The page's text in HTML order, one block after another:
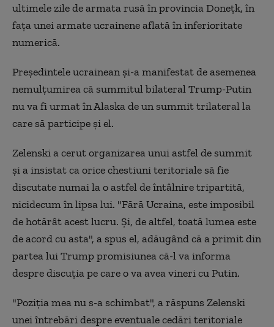
ultimele zile de armata rusă în provincia Doneţk, în
faţa unei armate ucrainene aflată în inferioritate
numerică.
Preşedintele ucrainean şi-a manifestat de asemenea
nemulţumirea că summitul bilateral Trump-Putin
nu va fi urmat în Alaska de un summit trilateral la
care să participe şi el.
Zelenski a cerut organizarea unui astfel de summit
şi a insistat ca orice chestiuni teritoriale să fie
discutate numai la o astfel de întâlnire tripartită,
nicidecum în lipsa lui. "Fără Ucraina, este imposibil
de hotărât acest lucru. Şi, de altfel, toată lumea este
de acord cu asta", a spus el, adăugând că a primit din
partea lui Trump promisiunea că-l va informa
despre discuţia pe care o va avea vineri cu Putin.
"Poziţia mea nu s-a schimbat", a răspuns Zelenski
unei întrebări despre eventuale cedări teritoriale